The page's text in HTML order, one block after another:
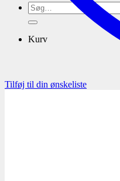
Søg
efter:
Kurv
Tilføj til din ønskeliste